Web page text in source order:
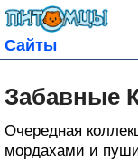
Сайты
Забавные
Очередная
мордахами и